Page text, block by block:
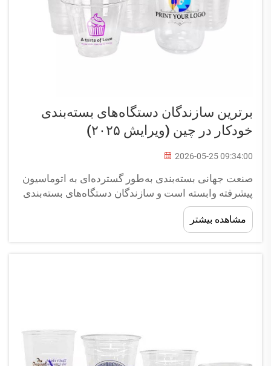
برترین سازندگان دستگاه‌های بسته‌بندی
خودکار در چین (ویرایش ۲۰۲۵)
2026-05-25 09:34:00
صنعت جهانی بسته‌بندی به‌طور گسترده‌ای به اتوماسیون
پیشرفته وابسته است و سازندگان دستگاه‌های بسته‌بندی
خودکار امروزه شرکای حیاتی کسب‌وکارهایی هستند که
به دنبال راه‌حل‌های تولیدی کارآمد و قابل مقیاس
می‌باشند. انتخاب دستگاه بسته‌بندی خودکار مناسب...
مشاهده بیشتر